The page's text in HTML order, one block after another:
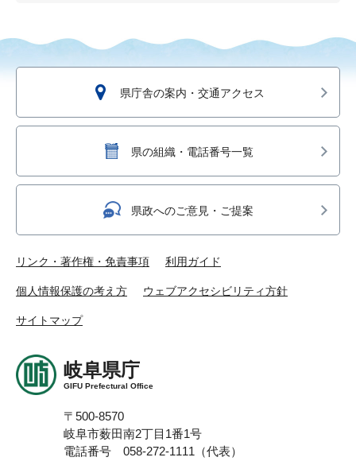
県庁舎の案内・交通アクセス
県の組織・電話番号一覧
県政へのご意見・ご提案
リンク・著作権・免責事項 利用ガイド
個人情報保護の考え方 ウェブアクセシビリティ方針
サイトマップ
岐阜県庁
GIFU Prefectural Office
〒500-8570
岐阜市薮田南2丁目1番1号
電話番号 058-272-1111（代表）